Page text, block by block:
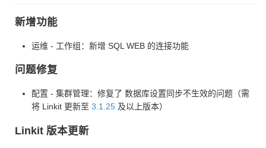
新增功能
运维 - 工作组：新增 SQL WEB 的连接功能
问题修复
配置 - 集群管理：修复了 数据库设置同步不生效的问题（需
将 Linkit 更新至 3.1.25 及以上版本）
Linkit 版本更新